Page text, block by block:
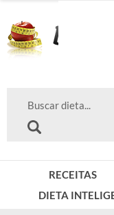
RECEITAS
DIETA